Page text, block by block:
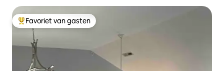
Topfavoriet van gasten
Favoriet van gasten